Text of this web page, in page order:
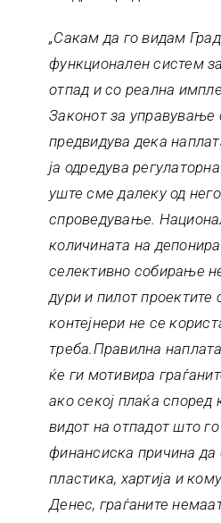
„Сакам да го видам
функционален систем
отпад и со реална
Законот за управување
предвидува дека
ја одредува
уште сме далеку од
спроведување.
количината на
селективно собирање
дури и пилот проектите
контејнери не се
треба.Правилна
ќе ги мотивира
ако секој плаќа според
видот на отпадот што
финансиска причина да
пластика, хартија и
Денес, граѓаните